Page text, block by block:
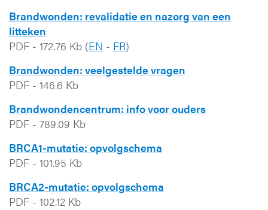
Brandwonden: revalidatie en nazorg van een
litteken
PDF - 172.76 Kb (EN - FR)
Brandwonden: veelgestelde vragen
PDF - 146.6 Kb
Brandwondencentrum: info voor ouders
PDF - 789.09 Kb
BRCA1-mutatie: opvolgschema
PDF - 101.95 Kb
BRCA2-mutatie: opvolgschema
PDF - 102.12 Kb